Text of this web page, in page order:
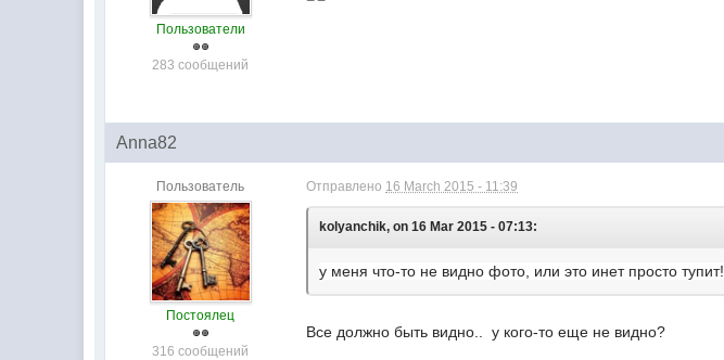
Пользователи
283 сообщений
Anna82
Пользователь
Постоялец
316 сообщений
Отправлено 16 March 2015 - 11:39
kolyanchik, on 16 Mar 2015 - 07:13:
у меня что-то не видно фото, или это инет просто тупит!
Все должно быть видно.. у кого-то еще не видно?